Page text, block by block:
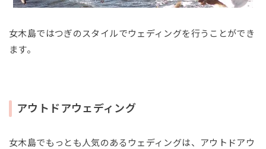
女木島ではつぎのスタイルでウェディングを行うことができ
ます。
アウトドアウェディング
女木島でもっとも人気のあるウェディングは、アウトドアウ